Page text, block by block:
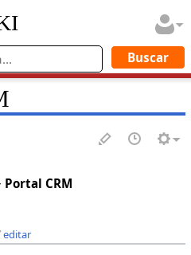
Portal CRM
editar